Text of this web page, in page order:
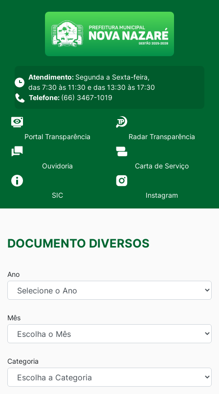
Seção do menu principal
Atendimento: Segunda a Sexta-feira,
das 7:30 às 11:30 e das 13:30 às 17:30
Telefone: (66) 3467-1019
Portal Transparência Radar Transparência
Ouvidoria Carta de Serviço
SIC Instagram
DOCUMENTO DIVERSOS
Ano
Mês
Categoria